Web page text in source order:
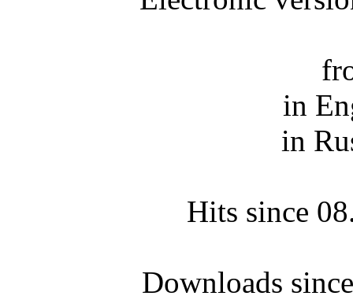
in
in
Hits since
Downloads